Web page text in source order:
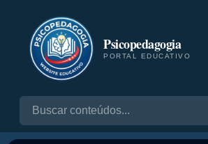
Psicopedagogia
PORTAL EDUCATIVO